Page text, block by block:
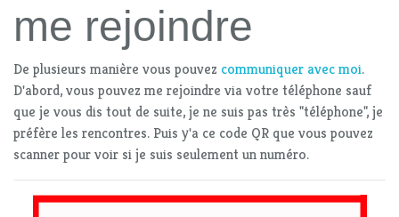
me rejoindre
De plusieurs manière vous pouvez communiquer avec moi.
D'abord, vous pouvez me rejoindre via votre téléphone sauf
que je vous dis tout de suite, je ne suis pas très "téléphone", je
préfère les rencontres. Puis y'a ce code QR que vous pouvez
scanner pour voir si je suis seulement un numéro.